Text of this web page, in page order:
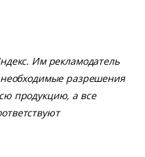
Им рекламодатель
необходимые разрешения
продукцию, а все